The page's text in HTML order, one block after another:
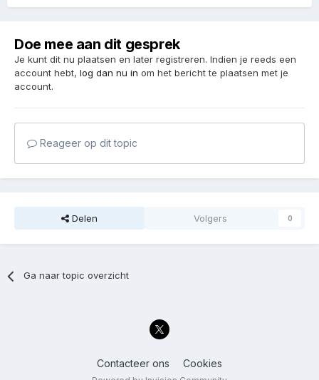
Doe mee aan dit gesprek
Je kunt dit nu plaatsen en later registreren. Indien je reeds een
account hebt, log dan nu in om het bericht te plaatsen met je
account.
Reageer op dit topic
Delen Volgers 0
Ga naar topic overzicht
Contacteer ons Cookies